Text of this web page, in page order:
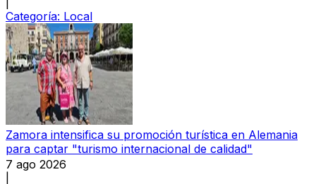
Categoría: Local
Zamora intensifica su promoción turística en Alemania
para captar "turismo internacional de calidad"
7 ago 2026